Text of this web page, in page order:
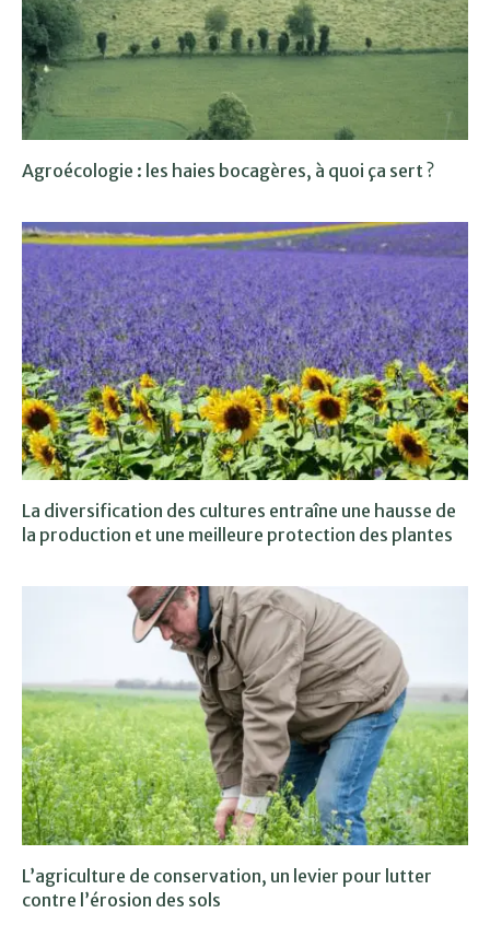
Agroécologie : les haies bocagères, à quoi ça sert ?
La diversification des cultures entraîne une hausse de
la production et une meilleure protection des plantes
L’agriculture de conservation, un levier pour lutter
contre l’érosion des sols